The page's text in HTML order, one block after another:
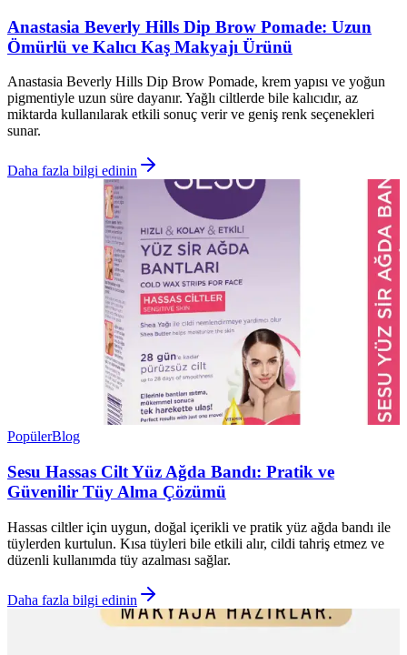
Anastasia Beverly Hills Dip Brow Pomade: Uzun
Ömürlü ve Kalıcı Kaş Makyajı Ürünü
Anastasia Beverly Hills Dip Brow Pomade, krem yapısı ve yoğun
pigmentiyle uzun süre dayanır. Yağlı ciltlerde bile kalıcıdır, az
miktarda kullanılarak etkili sonuç verir ve geniş renk seçenekleri
sunar.
Daha fazla bilgi edinin
PopülerBlog
Sesu Hassas Cilt Yüz Ağda Bandı: Pratik ve
Güvenilir Tüy Alma Çözümü
Hassas ciltler için uygun, doğal içerikli ve pratik yüz ağda bandı ile
tüylerden kurtulun. Kısa tüyleri bile etkili alır, cildi tahriş etmez ve
düzenli kullanımda tüy azalması sağlar.
Daha fazla bilgi edinin